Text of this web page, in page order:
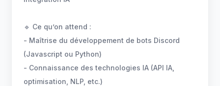
🔹 Ce qu’on attend :
- Maîtrise du développement de bots Discord
(Javascript ou Python)
- Connaissance des technologies IA (API IA,
optimisation, NLP, etc.)